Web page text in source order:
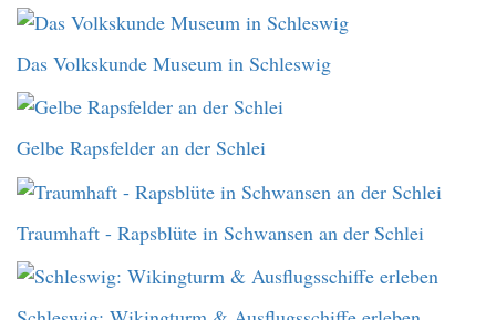
Das Volkskunde Museum in Schleswig
Gelbe Rapsfelder an der Schlei
Traumhaft - Rapsblüte in Schwansen an der Schlei